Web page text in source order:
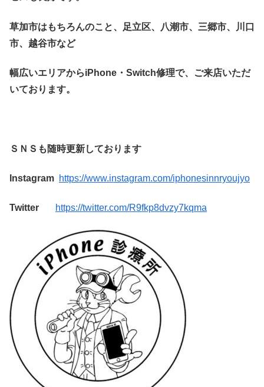
草加市はもちろんのこと、足立区、八潮市、三郷市、川口
市、越谷市など
幅広いエリアからiPhone・Switch修理で、ご来店いただ
いております。
ＳＮＳも随時更新しております
Instagram https://www.instagram.com/iphonesinnryoujyo
Twitter https://twitter.com/R9fkp8dvzy7kqma